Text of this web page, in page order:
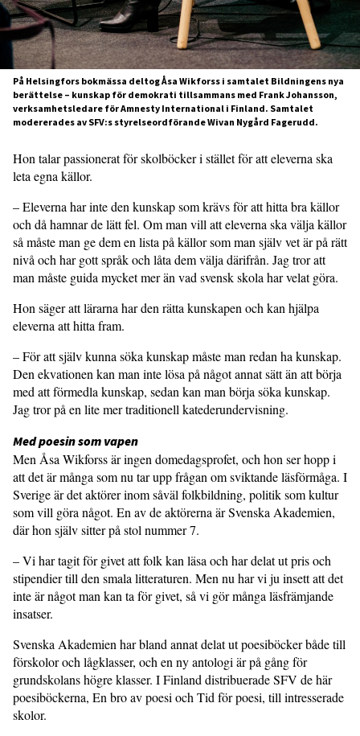
På Helsingfors bokmässa deltog Åsa Wikforss i samtalet Bildningens nya
berättelse – kunskap för demokrati tillsammans med Frank Johansson,
verksamhetsledare för Amnesty International i Finland. Samtalet
modererades av SFV:s styrelseordförande Wivan Nygård Fagerudd.
Hon talar passionerat för skolböcker i stället för att eleverna ska
leta egna källor.
– Eleverna har inte den kunskap som krävs för att hitta bra källor
och då hamnar de lätt fel. Om man vill att eleverna ska välja källor
så måste man ge dem en lista på källor som man själv vet är på rätt
nivå och har gott språk och låta dem välja därifrån. Jag tror att
man måste guida mycket mer än vad svensk skola har velat göra.
Hon säger att lärarna har den rätta kunskapen och kan hjälpa
eleverna att hitta fram.
– För att själv kunna söka kunskap måste man redan ha kunskap.
Den ekvationen kan man inte lösa på något annat sätt än att börja
med att förmedla kunskap, sedan kan man börja söka kunskap.
Jag tror på en lite mer traditionell katederundervisning.
Med poesin som vapen
Men Åsa Wikforss är ingen domedagsprofet, och hon ser hopp i
att det är många som nu tar upp frågan om sviktande läsförmåga. I
Sverige är det aktörer inom såväl folkbildning, politik som kultur
som vill göra något. En av de aktörerna är Svenska Akademien,
där hon själv sitter på stol nummer 7.
– Vi har tagit för givet att folk kan läsa och har delat ut pris och
stipendier till den smala litteraturen. Men nu har vi ju insett att det
inte är något man kan ta för givet, så vi gör många läsfrämjande
insatser.
Svenska Akademien har bland annat delat ut poesiböcker både till
förskolor och lågklasser, och en ny antologi är på gång för
grundskolans högre klasser. I Finland distribuerade SFV de här
poesiböckerna, En bro av poesi och Tid för poesi, till intresserade
skolor.